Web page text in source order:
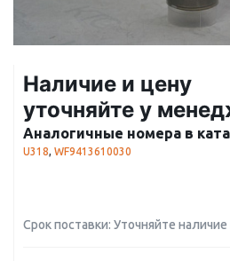
Наличие и цену
уточняйте у
Аналогичные номера в
U318, WF9413610030
Срок поставки: Уточняйте наличие